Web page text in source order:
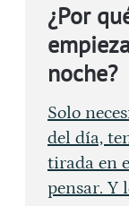
¿Por
noche?
Solo
del día,
tirada en
pensar. Y